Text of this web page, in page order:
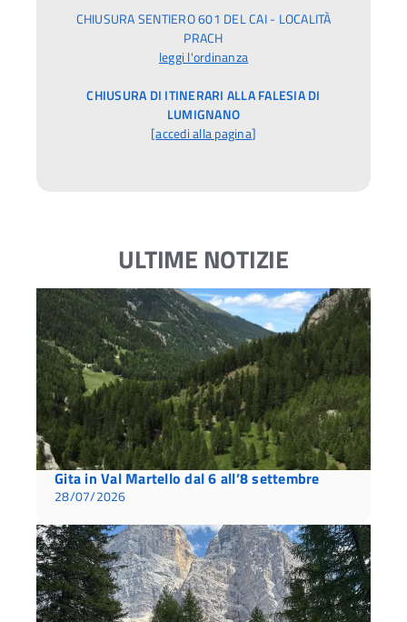
CHIUSURA SENTIERO 601 DEL CAI - LOCALITÀ
PRACH
leggi l'ordinanza
CHIUSURA DI ITINERARI ALLA FALESIA DI
LUMIGNANO
[accedi alla pagina]
ULTIME NOTIZIE
Gita in Val Martello dal 6 all’8 settembre
28/07/2026